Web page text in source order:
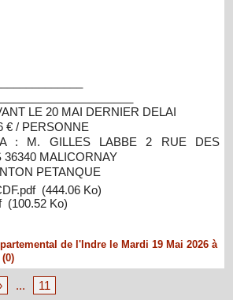
LE 20 MAI DERNIER DELAI
€ / PERSONNE
A : M. GILLES LABBE 2 RUE DES
MALICORNAY
PETANQUE
(444.06 Ko)
(100.52 Ko)
de l'Indre le Mardi 19 Mai 2026 à
... 11